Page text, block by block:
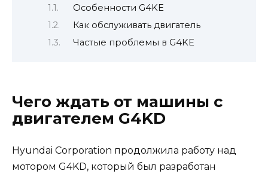
Особенности G4KE
Как обслуживать двигатель
Частые проблемы в G4KE
Чего ждать от машины с
двигателем G4KD
Hyundai Corporation продолжила работу над
мотором G4KD, который был разработан